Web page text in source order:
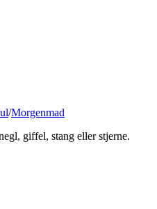
/Morgenmad
giffel, stang eller stjerne.